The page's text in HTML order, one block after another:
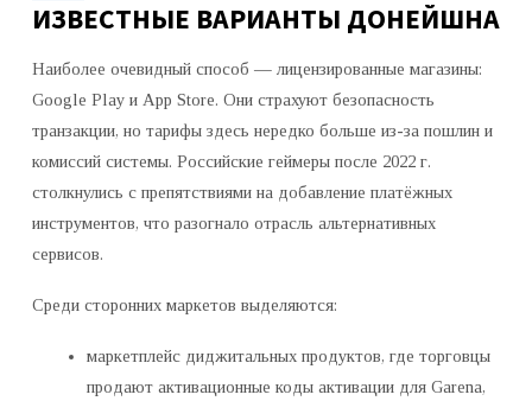
ИЗВЕСТНЫЕ ВАРИАНТЫ ДОНЕЙШНА
Наиболее очевидный способ — лицензированные магазины:
Google Play и App Store. Они страхуют безопасность
транзакции, но тарифы здесь нередко больше из-за пошлин и
комиссий системы. Российские геймеры после 2022 г.
столкнулись с препятствиями на добавление платёжных
инструментов, что разогнало отрасль альтернативных
сервисов.
Среди сторонних маркетов выделяются:
маркетплейс диджитальных продуктов, где торговцы
продают активационные коды активации для Garena,